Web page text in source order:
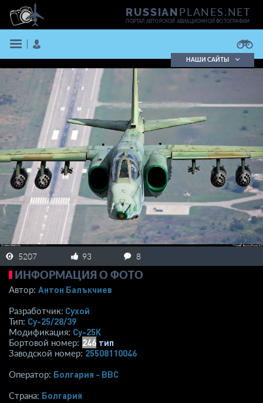
RUSSIANPLANES.NET
ПОРТАЛ АВТОРСКОЙ АВИАЦИОННОЙ ФОТОГРАФИИ
ВОЙТИ
ЗАРЕГИСТРИРОВАТЬСЯ
Поиск фотографий
Поиск в реестре
Кратко
Подробно
НАШИ САЙТЫ
5207 93 8
ИНФОРМАЦИЯ О ФОТО
Автор: Антон Балъкчиев
Разработчик: Сухой
Тип: Су-25/28/39
Модификация: Су-25К
Бортовой номер: 246 тип
Заводской номер: 25508110046
Оператор: Болгария - ВВС
Страна: Болгария